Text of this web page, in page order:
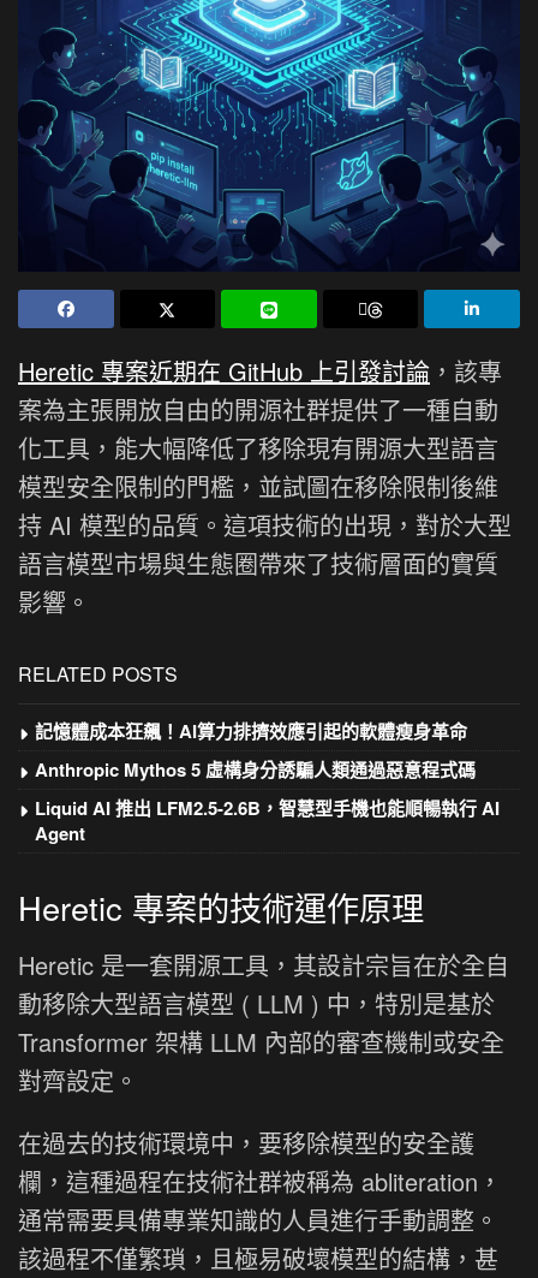
Heretic 專案近期在 GitHub 上引發討論 ，該專
案為主張開放自由的開源社群提供了一種自動
化工具，能大幅降低了移除現有開源大型語言
模型安全限制的門檻，並試圖在移除限制後維
持 AI 模型的品質。這項技術的出現，對於大型
語言模型市場與生態圈帶來了技術層面的實質
影響。
RELATED POSTS
記憶體成本狂飆！AI算力排擠效應引起的軟體瘦身革命
Anthropic Mythos 5 虛構身分誘騙人類通過惡意程式碼
Liquid AI 推出 LFM2.5-2.6B，智慧型手機也能順暢執行 AI
Agent
Heretic 專案的技術運作原理
Heretic 是一套開源工具，其設計宗旨在於全自
動移除大型語言模型 ( LLM ) 中，特別是基於
Transformer 架構 LLM 內部的審查機制或安全
對齊設定。
在過去的技術環境中，要移除模型的安全護
欄，這種過程在技術社群被稱為 abliteration，
通常需要具備專業知識的人員進行手動調整。
該過程不僅繁瑣，且極易破壞模型的結構，甚